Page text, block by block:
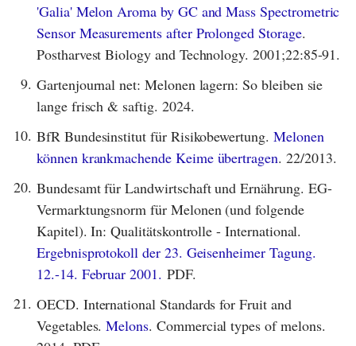
'Galia' Melon Aroma by GC and Mass Spectrometric
Sensor Measurements after Prolonged Storage.
Postharvest Biology and Technology. 2001;22:85-91.
9. Gartenjournal net: Melonen lagern: So bleiben sie
lange frisch & saftig. 2024.
10. BfR Bundesinstitut für Risikobewertung. Melonen
können krankmachende Keime übertragen. 22/2013.
20. Bundesamt für Landwirtschaft und Ernährung. EG-
Vermarktungsnorm für Melonen (und folgende
Kapitel). In: Qualitätskontrolle - International.
Ergebnisprotokoll der 23. Geisenheimer Tagung.
12.-14. Februar 2001. PDF.
21. OECD. International Standards for Fruit and
Vegetables.Melons. Commercial types of melons.